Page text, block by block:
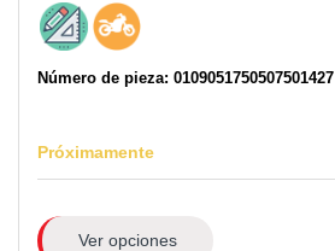
Número de pieza: 0109051750507501427
Próximamente
Ver opciones